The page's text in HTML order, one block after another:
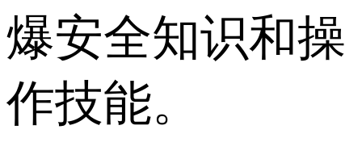
爆安全知识和操
作技能。